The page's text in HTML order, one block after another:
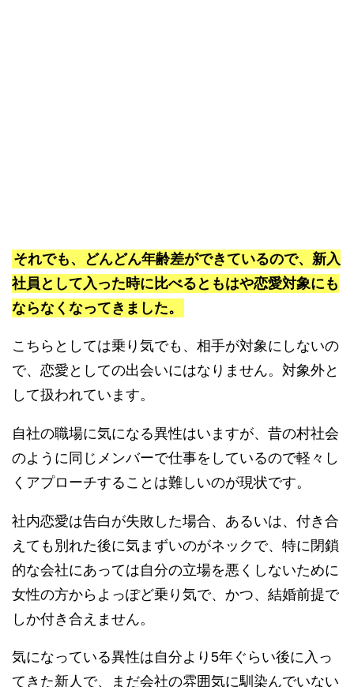
それでも、どんどん年齢差ができているので、新入
社員として入った時に比べるともはや恋愛対象にも
ならなくなってきました。
こちらとしては乗り気でも、相手が対象にしないの
で、恋愛としての出会いにはなりません。対象外と
して扱われています。
自社の職場に気になる異性はいますが、昔の村社会
のように同じメンバーで仕事をしているので軽々し
くアプローチすることは難しいのが現状です。
社内恋愛は告白が失敗した場合、あるいは、付き合
えても別れた後に気まずいのがネックで、特に閉鎖
的な会社にあっては自分の立場を悪くしないために
女性の方からよっぽど乗り気で、かつ、結婚前提で
しか付き合えません。
気になっている異性は自分より5年ぐらい後に入っ
てきた新人で、まだ会社の雰囲気に馴染んでいない